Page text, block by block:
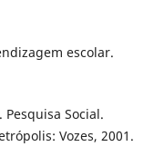
escolar.
Social.
Vozes, 2001.